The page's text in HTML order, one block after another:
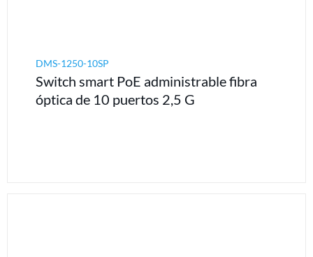
DMS-1250-10SP
Switch smart PoE administrable fibra
óptica de 10 puertos 2,5 G